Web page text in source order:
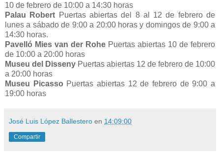
10 de febrero de 10:00 a 14:30 horas
Palau Robert Puertas abiertas del 8 al 12 de febrero de
lunes a sábado de 9:00 a 20:00 horas y domingos de 9:00 a
14:30 horas.
Pavelló Mies van der Rohe Puertas abiertas 10 de febrero
de 10:00 a 20:00 horas
Museu del Disseny Puertas abiertas 12 de febrero de 10:00
a 20:00 horas
Museu Picasso Puertas abiertas 12 de febrero de 9:00 a
19:00 horas
José Luis López Ballestero en 14:09:00
Compartir